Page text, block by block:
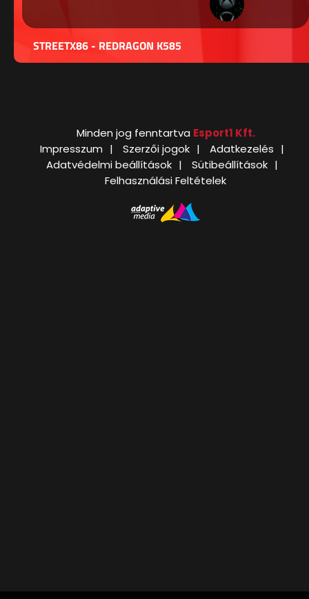
STREETX86 - REDRAGON K585
Minden jog fenntartva Esport1 Kft.
Impresszum
Szerzői jogok
Adatkezelés
Adatvédelmi beállítások
Sütibeállítások
Felhasználási Feltételek